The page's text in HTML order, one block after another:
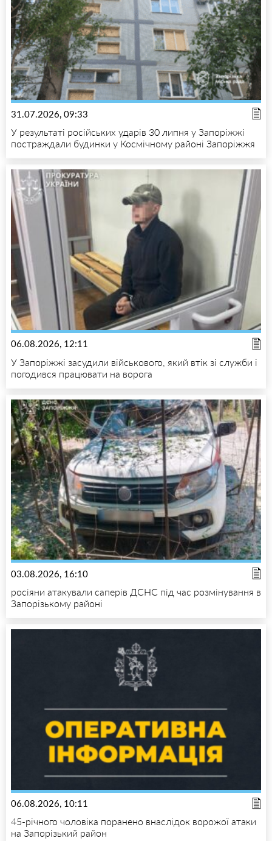
31.07.2026, 09:33
У результаті російських ударів 30 липня у Запоріжжі
постраждали будинки у Космічному районі Запоріжжя
06.08.2026, 12:11
У Запоріжжі засудили військового, який втік зі служби і
погодився працювати на ворога
03.08.2026, 16:10
росіяни атакували саперів ДСНС під час розмінування в
Запорізькому районі
06.08.2026, 10:11
45-річного чоловіка поранено внаслідок ворожої атаки
на Запорізький район